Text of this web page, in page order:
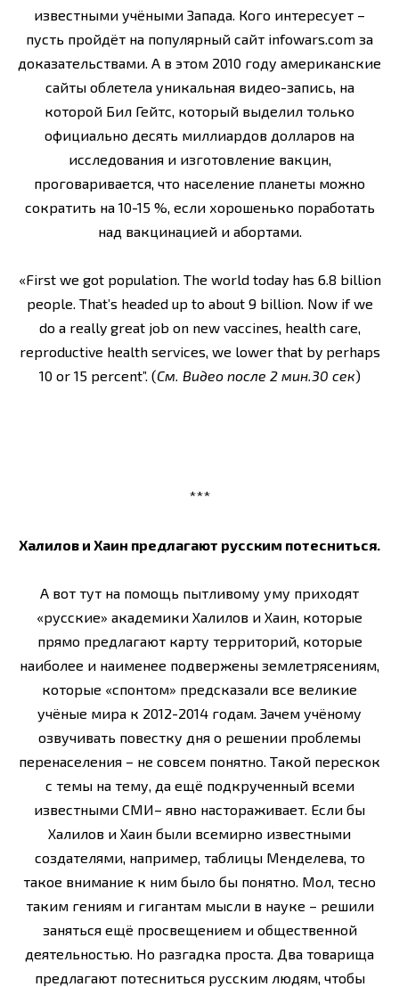
известными учёными Запада. Кого интересует –
пусть пройдёт на популярный сайт infowars.com за
доказательствами. А в этом 2010 году американские
сайты облетела уникальная видео-запись, на
которой Бил Гейтс, который выделил только
официально десять миллиардов долларов на
исследования и изготовление вакцин,
проговаривается, что население планеты можно
сократить на 10-15 %, если хорошенько поработать
над вакцинацией и абортами.
«First we got population. The world today has 6.8 billion
people. That’s headed up to about 9 billion. Now if we
do a really great job on new vaccines, health care,
reproductive health services, we lower that by perhaps
10 or 15 percent”. (См. Видео после 2 мин.30 сек)
***
Халилов и Хаин предлагают русским потесниться.
А вот тут на помощь пытливому уму приходят
«русские» академики Халилов и Хаин, которые
прямо предлагают карту территорий, которые
наиболее и наименее подвержены землетрясениям,
которые «спонтом» предсказали все великие
учёные мира к 2012-2014 годам. Зачем учёному
озвучивать повестку дня о решении проблемы
перенаселения – не совсем понятно. Такой перескок
с темы на тему, да ещё подкрученный всеми
известными СМИ– явно настораживает. Если бы
Халилов и Хаин были всемирно известными
создателями, например, таблицы Менделева, то
такое внимание к ним было бы понятно. Мол, тесно
таким гениям и гигантам мысли в науке – решили
заняться ещё просвещением и общественной
деятельностью. Но разгадка проста. Два товарища
предлагают потесниться русским людям, чтобы